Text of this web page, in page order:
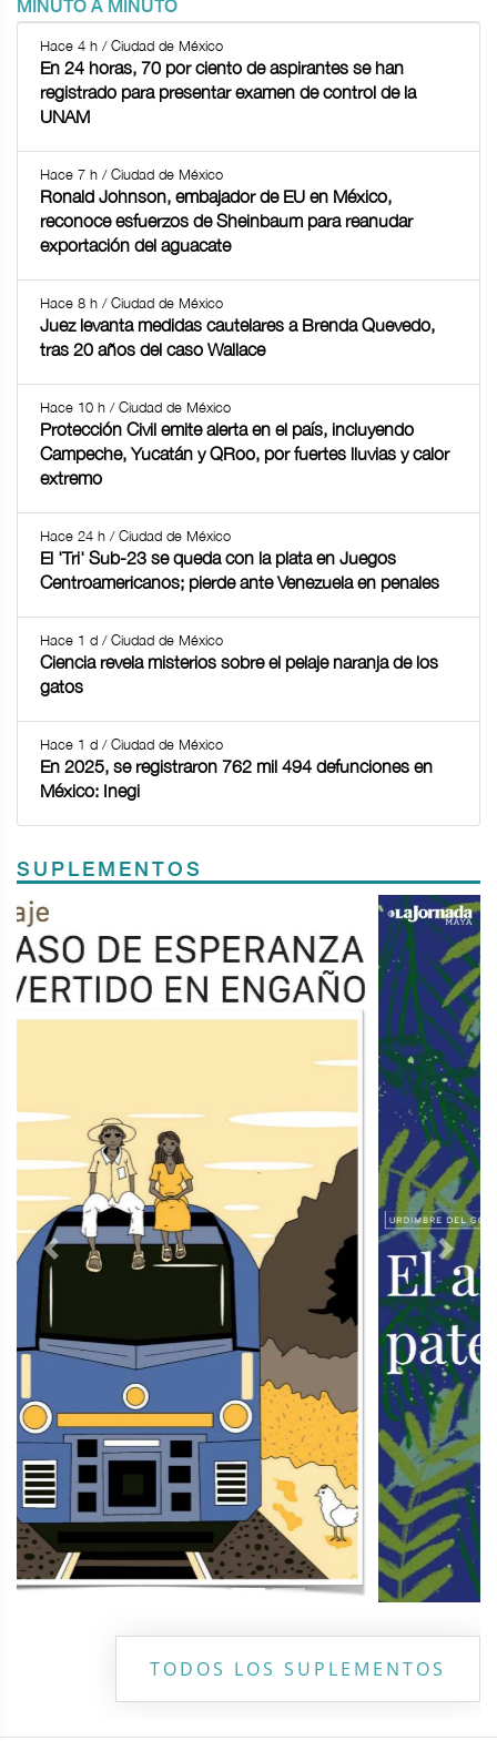
MINUTO A MINUTO
Hace 4 h / Ciudad de México
En 24 horas, 70 por ciento de aspirantes se han
registrado para presentar examen de control de la
UNAM
Hace 7 h / Ciudad de México
Ronald Johnson, embajador de EU en México,
reconoce esfuerzos de Sheinbaum para reanudar
exportación del aguacate
Hace 8 h / Ciudad de México
Juez levanta medidas cautelares a Brenda Quevedo,
tras 20 años del caso Wallace
Hace 10 h / Ciudad de México
Protección Civil emite alerta en el país, incluyendo
Campeche, Yucatán y QRoo, por fuertes lluvias y calor
extremo
Hace 24 h / Ciudad de México
El 'Tri' Sub-23 se queda con la plata en Juegos
Centroamericanos; pierde ante Venezuela en penales
Hace 1 d / Ciudad de México
Ciencia revela misterios sobre el pelaje naranja de los
gatos
Hace 1 d / Ciudad de México
En 2025, se registraron 762 mil 494 defunciones en
México: Inegi
SUPLEMENTOS
Previous Next
TODOS LOS SUPLEMENTOS